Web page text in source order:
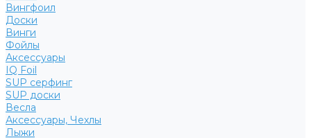
Вингфоил
Доски
Винги
Фойлы
Аксессуары
IQ Foil
SUP серфинг
SUP доски
Весла
Аксессуары, Чехлы
Лыжи